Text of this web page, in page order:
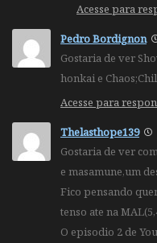
Acesse para
Pedro Bordignon
Gostaria de ver
honkai e
Acesse para
Thelasthope139
Gostaria de ver
e masamune,um
Fico pensando
tenso ate na
O episodio 2 de